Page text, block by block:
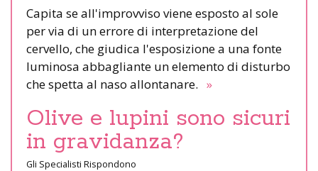
Capita se all'improvviso viene esposto al sole
per via di un errore di interpretazione del
cervello, che giudica l'esposizione a una fonte
luminosa abbagliante un elemento di disturbo
che spetta al naso allontanare. »
Olive e lupini sono sicuri
in gravidanza?
Gli Specialisti Rispondono